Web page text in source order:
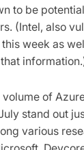
to be
(Intel, also
week as
of
stand out
various